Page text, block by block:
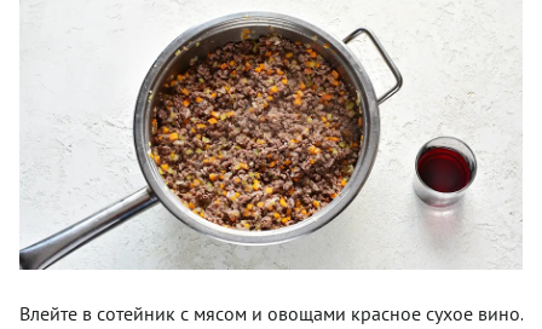
Влейте в сотейник с мясом и овощами красное сухое вино.